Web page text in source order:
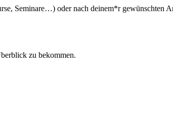
Seminare…) oder nach deinem*r gewünschten
zu bekommen.